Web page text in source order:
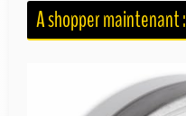
A shopper maintenant :